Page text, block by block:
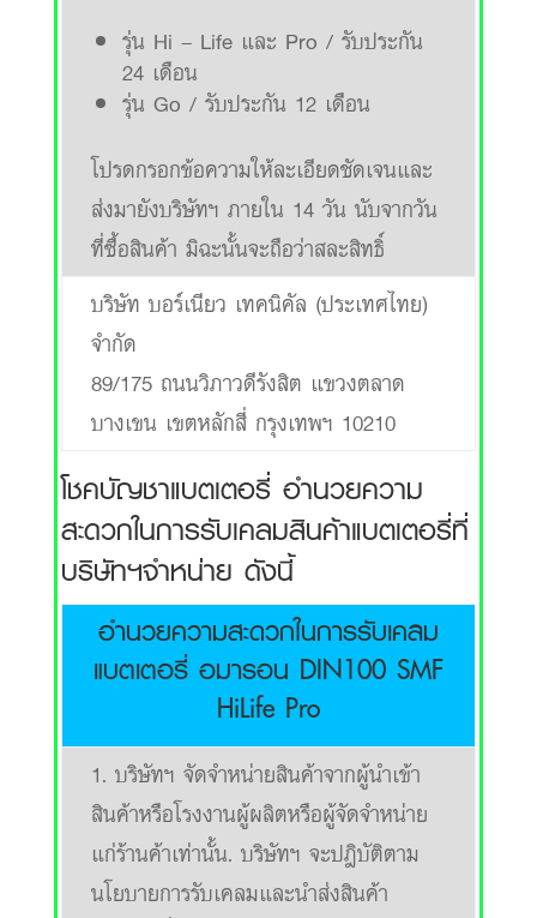
รุ่น Hi – Life และ Pro / รับประกัน
24 เดือน
รุ่น Go / รับประกัน 12 เดือน
โปรดกรอกข้อความให้ละเอียดชัดเจนและ
ส่งมายังบริษัทฯ ภายใน 14 วัน นับจากวัน
ที่ซื้อสินค้า มิฉะนั้นจะถือว่าสละสิทธิ์
บริษัท บอร์เนียว เทคนิคัล (ประเทศไทย)
จำกัด
89/175 ถนนวิภาวดีรังสิต แขวงตลาด
บางเขน เขตหลักสี่ กรุงเทพฯ 10210
โชคบัญชาแบตเตอรี่ อำนวยความ
สะดวกในการรับเคลมสินค้าแบตเตอรี่ที่
บริษัทฯจำหน่าย ดังนี้
อำนวยความสะดวกในการรับเคลม
แบตเตอรี่ อมารอน DIN100 SMF
HiLife Pro
1. บริษัทฯ จัดจำหน่ายสินค้าจากผู้นำเข้า
สินค้าหรือโรงงานผู้ผลิตหรือผู้จัดจำหน่าย
แก่ร้านค้าเท่านั้น. บริษัทฯ จะปฎิบัติตาม
นโยบายการรับเคลมและนำส่งสินค้า